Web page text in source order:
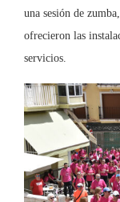
una sesión de
ofrecieron las
servicios.